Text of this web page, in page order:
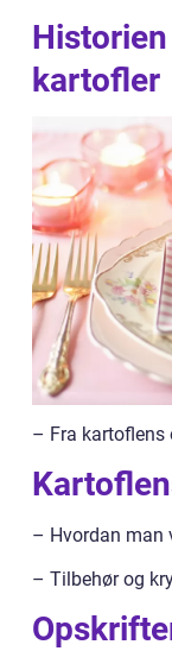
kartofler
– Fra kartoflens
– Hvordan man
– Tilbehør og